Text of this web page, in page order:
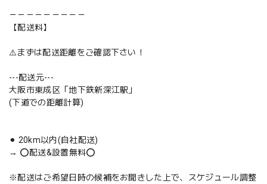
－－－－－－－－－
【配送料】
⚠️まずは配送距離をご確認下さい！
---配送元---
大阪市東成区「地下鉄新深江駅」
(下道での距離計算)
⚫︎ 20km以内(自社配送)
→ ⭕️配送&設置無料⭕️
※配送はご希望日時の候補をお聞きした上で、スケジュール調整